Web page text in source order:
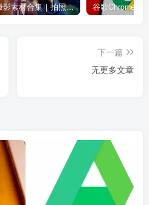
摄影素材合集｜拍照姿势教程＋9000+人像风光原片＋RAW修图素材
下一篇
无更多文章